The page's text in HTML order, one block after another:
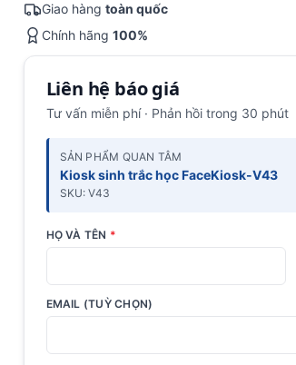
Giao hàng toàn quốc
Chính hãng 100%
Liên hệ báo giá
Tư vấn miễn phí · Phản hồi trong 30 phút
SẢN PHẨM QUAN TÂM
Kiosk sinh trắc học FaceKiosk-V43
SKU: V43
HỌ VÀ TÊN *
EMAIL (TUỲ CHỌN)